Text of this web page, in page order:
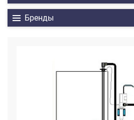
Бренды